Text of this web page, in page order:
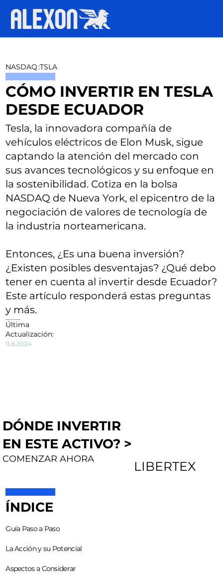
NASDAQ:TSLA
CÓMO INVERTIR EN TESLA
DESDE ECUADOR
Tesla, la innovadora compañía de
vehículos eléctricos de Elon Musk, sigue
captando la atención del mercado con
sus avances tecnológicos y su enfoque en
la sostenibilidad. Cotiza en la bolsa
NASDAQ de Nueva York, el epicentro de la
negociación de valores de tecnología de
la industria norteamericana.
Entonces, ¿Es una buena inversión?
¿Existen posibles desventajas? ¿Qué debo
tener en cuenta al invertir desde Ecuador?
Este artículo responderá estas preguntas
y más.
Última
Actualización:
11.8.2024
DÓNDE INVERTIR
EN ESTE ACTIVO? >
COMENZAR AHORA
LIBERTEX
ÍNDICE
Guía Paso a Paso
La Acción y su Potencial
Aspectos a Considerar